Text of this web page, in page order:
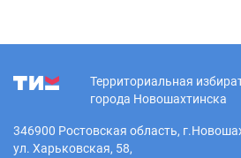
Территориальная
города Новошахтинска
346900 Ростовская область,
ул. Харьковская, 58,